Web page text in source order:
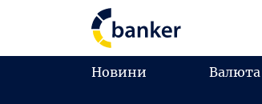
Новини Валюта